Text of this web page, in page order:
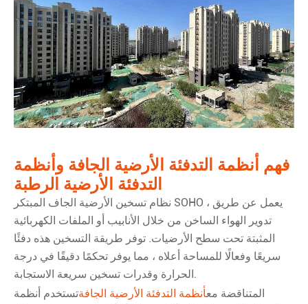
فهم أنظمة التدفئة الأرضية الجافة وأنظمة
التدفئة الأرضية الرطبة
نظام تسخين الأرضية الجاف المبتكر SOHO ، يعمل عن طريق
تدوير الهواء الساخن من خلال الأنابيب أو الملفات الكهربائية
المثبتة تحت سطح الأرضيات. توفر طريقة التسخين هذه دفئًا
سريعًا وفعالًا للمساحة أعلاه ، مما يوفر تحكمًا دقيقًا في درجة
الحرارة وقدرات تسخين سريعة الاستجابة.
المتناقضة معأنظمة التدفئة الأرضية الجافةتستخدم أنظمة